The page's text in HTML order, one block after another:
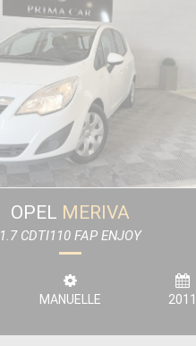
OPEL MERIVA
1.7 CDTI110 FAP ENJOY
MANUELLE 2011